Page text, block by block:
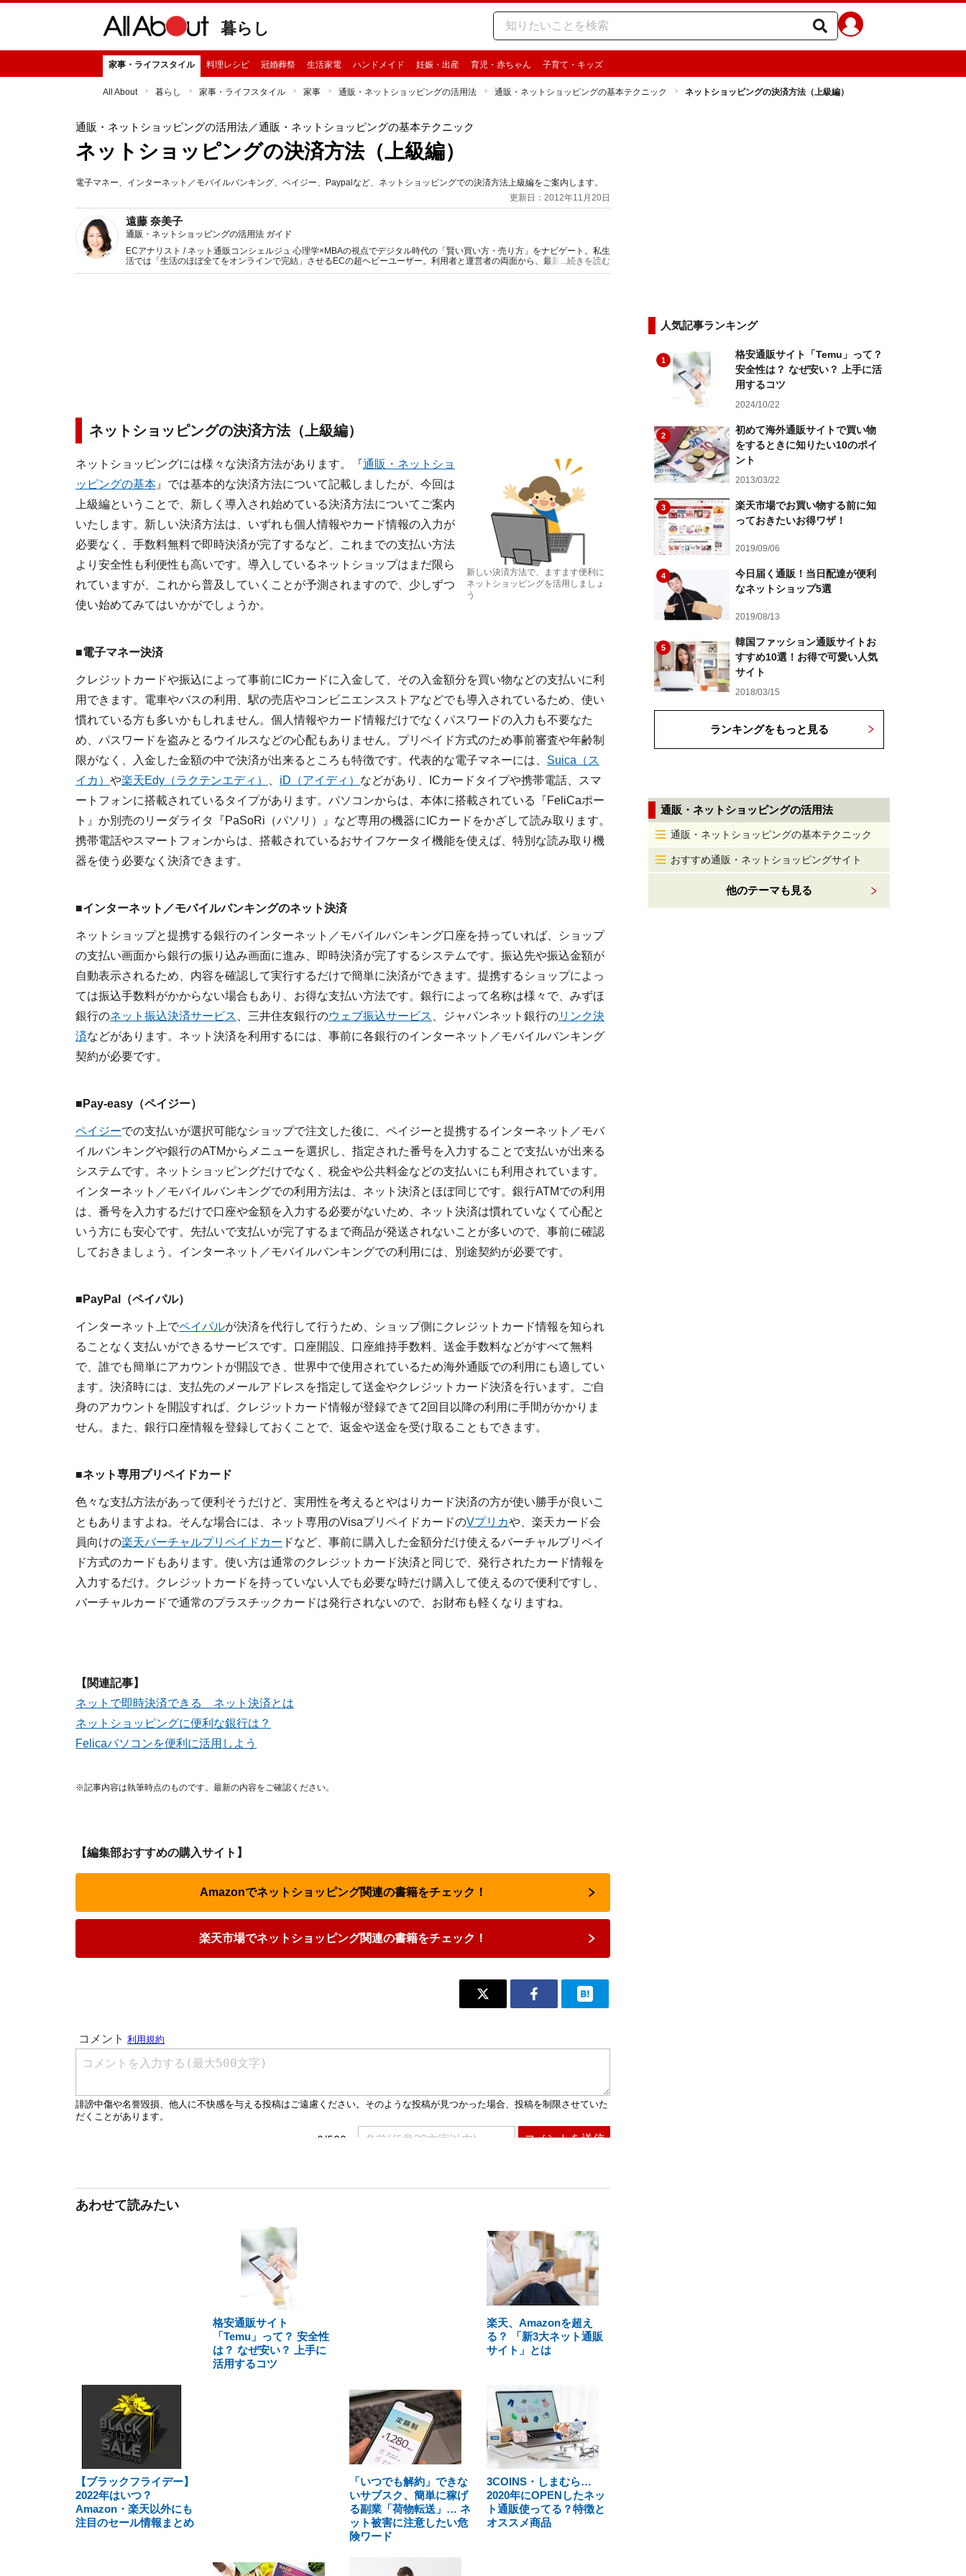
暮らし
家事・ライフスタイル 料理レシピ 冠婚葬祭 生活家電 ハンドメイド 妊娠・出産 育児・赤ちゃん 子育て・キッズ
All About 暮らし 家事・ライフスタイル 家事 通販・ネットショッピングの活用法 通販・ネットショッピングの基本テクニック ネットショッピングの決済方法（上級編）
通販・ネットショッピングの活用法／通販・ネットショッピングの基本テクニック
ネットショッピングの決済方法（上級編）
電子マネー、インターネット／モバイルバンキング、ペイジー、Paypalなど、ネットショッピングでの決済方法上級編をご案内します。
更新日：2012年11月20日
遠藤 奈美子
通販・ネットショッピングの活用法 ガイド
ECアナリスト / ネット通販コンシェルジュ 心理学×MBAの視点でデジタル時代の「賢い買い方・売り方」をナビゲート。私生
活では「生活のほぼ全てをオンラインで完結」させるECの超ヘビーユーザー。利用者と運営者の両面から、最新のECトレン
ドやトラブル対策を分かりやすく解説します。
...続きを読む
ネットショッピングの決済方法（上級編）
新しい決済方法で、ますます便利に
ネットショッピングを活用しましょ
う
ネットショッピングには様々な決済方法があります。『通販・ネットショ
ッピングの基本 』では基本的な決済方法について記載しましたが、今回は
上級編ということで、新しく導入され始めている決済方法についてご案内
いたします。新しい決済方法は、いずれも個人情報やカード情報の入力が
必要なく、手数料無料で即時決済が完了するなど、これまでの支払い方法
より安全性も利便性も高いです。導入しているネットショップはまだ限ら
れていますが、これから普及していくことが予測されますので、少しずつ
使い始めてみてはいかがでしょうか。
■電子マネー決済
クレジットカードや振込によって事前にICカードに入金して、その入金額分を買い物などの支払いに利
用できます。電車やバスの利用、駅の売店やコンビニエンスストアなどでも導入されているため、使い
慣れている方も多いかもしれません。個人情報やカード情報だけでなくパスワードの入力も不要なた
め、パスワードを盗みとるウイルスなどの心配もありません。プリペイド方式のため事前審査や年齢制
限がなく、入金した金額の中で決済が出来るところも特徴です。代表的な電子マネーには、 Suica（ス
イカ） や楽天Edy（ラクテンエディ） iD（アイディ） などがあり、ICカードタイプや携帯電話、スマ
ートフォンに搭載されているタイプがあります。パソコンからは、本体に搭載されている『FeliCaポー
ト』か別売のリーダライタ『PaSoRi（パソリ）』など専用の機器にICカードをかざして読み取ります。
携帯電話やスマートフォンからは、搭載されているおサイフケータイ機能を使えば、特別な読み取り機
器を使う必要なく決済できます。
■インターネット／モバイルバンキングのネット決済
ネットショップと提携する銀行のインターネット／モバイルバンキング口座を持っていれば、ショップ
の支払い画面から銀行の振り込み画面に進み、即時決済が完了するシステムです。振込先や振込金額が
自動表示されるため、内容を確認して実行するだけで簡単に決済ができます。提携するショップによっ
ては振込手数料がかからない場合もあり、お得な支払い方法です。銀行によって名称は様々で、みずほ
銀行のネット振込決済サービス 、三井住友銀行のウェブ振込サービス 、ジャパンネット銀行のリンク決
済などがあります。ネット決済を利用するには、事前に各銀行のインターネット／モバイルバンキング
契約が必要です。
■Pay-easy（ペイジー）
ペイジーでの支払いが選択可能なショップで注文した後に、ペイジーと提携するインターネット／モバ
イルバンキングや銀行のATMからメニューを選択し、指定された番号を入力することで支払いが出来る
システムです。ネットショッピングだけでなく、税金や公共料金などの支払いにも利用されています。
インターネット／モバイルバンキングでの利用方法は、ネット決済とほぼ同じです。銀行ATMでの利用
は、番号を入力するだけで口座や金額を入力する必要がないため、ネット決済は慣れていなくて心配と
いう方にも安心です。先払いで支払いが完了するまで商品が発送されないことが多いので、事前に確認
しておきましょう。インターネット／モバイルバンキングでの利用には、別途契約が必要です。
■PayPal（ペイパル）
インターネット上でペイパルが決済を代行して行うため、ショップ側にクレジットカード情報を知られ
ることなく支払いができるサービスです。口座開設、口座維持手数料、送金手数料などがすべて無料
で、誰でも簡単にアカウントが開設でき、世界中で使用されているため海外通販での利用にも適してい
ます。決済時には、支払先のメールアドレスを指定して送金やクレジットカード決済を行います。ご自
身のアカウントを開設すれば、クレジットカード情報が登録できて2回目以降の利用に手間がかかりま
せん。また、銀行口座情報を登録しておくことで、返金や送金を受け取ることもできます。
■ネット専用プリペイドカード
色々な支払方法があって便利そうだけど、実用性を考えるとやはりカード決済の方が使い勝手が良いこ
ともありますよね。そんな場合には、ネット専用のVisaプリペイドカードのVプリカや、楽天カード会
員向けの楽天バーチャルプリペイドカー ドなど、事前に購入した金額分だけ使えるバーチャルプリペイ
ド方式のカードもあります。使い方は通常のクレジットカード決済と同じで、発行されたカード情報を
入力するだけ。クレジットカードを持っていない人でも必要な時だけ購入して使えるので便利ですし、
バーチャルカードで通常のプラスチックカードは発行されないので、お財布も軽くなりますね。
【関連記事】
ネットで即時決済できる ネット決済とは
ネットショッピングに便利な銀行は？
Felicaパソコンを便利に活用しよう
※記事内容は執筆時点のものです。最新の内容をご確認ください。
【編集部おすすめの購入サイト】
Amazonでネットショッピング関連の書籍をチェック！
楽天市場でネットショッピング関連の書籍をチェック！
あわせて読みたい
格安通販サイト
「Temu」って？ 安全性
は？ なぜ安い？ 上手に
活用するコツ
楽天、Amazonを超え
る？ 「新3大ネット通販
サイト」とは
【ブラックフライデー】
2022年はいつ？
Amazon・楽天以外にも
注目のセール情報まとめ
「いつでも解約」できな
いサブスク、簡単に稼げ
る副業「荷物転送」… ネ
ット被害に注意したい危
険ワード
3COINS・しまむら…
2020年にOPENしたネッ
ト通販使ってる？特徴と
オススメ商品
人気記事ランキング
1
格安通販サイト「Temu」って？
安全性は？ なぜ安い？ 上手に活
用するコツ
2024/10/22
2
初めて海外通販サイトで買い物
をするときに知りたい10のポイ
ント
2013/03/22
3
楽天市場でお買い物する前に知
っておきたいお得ワザ！
2019/09/06
4
今日届く通販！当日配達が便利
なネットショップ5選
2019/08/13
5
韓国ファッション通販サイトお
すすめ10選！お得で可愛い人気
サイト
2018/03/15
ランキングをもっと見る
通販・ネットショッピングの活用法
通販・ネットショッピングの基本テクニック
おすすめ通販・ネットショッピングサイト
他のテーマも見る